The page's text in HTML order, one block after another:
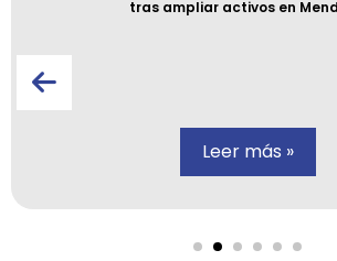
tras ampliar activos en
Leer más »